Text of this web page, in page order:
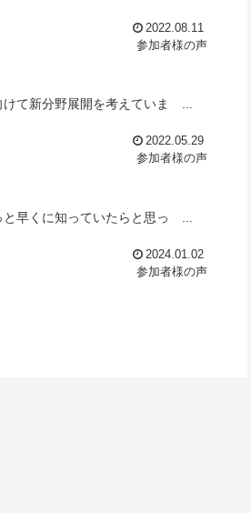
2022.08.11
参加者様の声
けて新分野展開を考えていま ...
2022.05.29
参加者様の声
早くに知っていたらと思っ ...
2024.01.02
参加者様の声